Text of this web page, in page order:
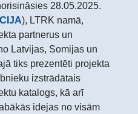
28.05.2025.
), LTRK namā,
partnerus un
Latvijas, Somijas un
tiks prezentēti projekta
izstrādātais
katalogs, kā arī
idejas no visām